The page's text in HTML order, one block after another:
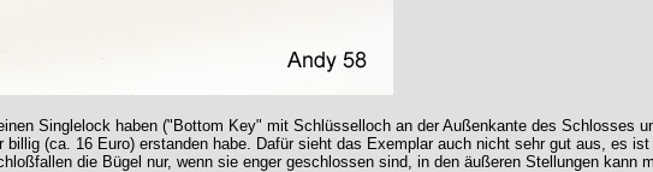
Singlelock haben ("Bottom Key" mit Schlüsselloch an der Außenkante des Schlosses
(ca. 16 Euro) erstanden habe. Dafür sieht das Exemplar auch nicht sehr gut aus, es
die Bügel nur, wenn sie enger geschlossen sind, in den äußeren Stellungen kann